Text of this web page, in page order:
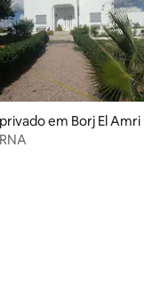
de 5 em 5 estrelas,
em Borj El Amri